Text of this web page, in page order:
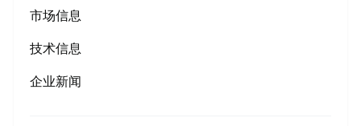
市场信息
技术信息
企业新闻